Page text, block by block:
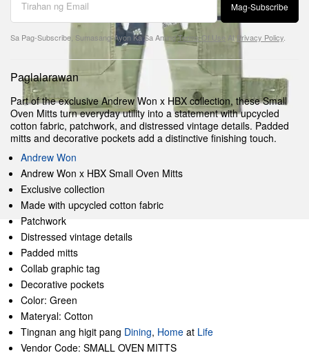
Mag-Subscribe
Sa Pag-Subscribe, Sumasang-Ayon Ka Sa AmingTerms Of Use At Privacy Policy
Paglalarawan
Part of the exclusive Andrew Won x HBX collection, these Small
Oven Mitts turn everyday utility into a statement with upcycled
cotton fabric, patchwork, and distressed vintage details. Padded
mitts and decorative pockets add a distinctive finishing touch.
Andrew Won
Andrew Won x HBX Small Oven Mitts
Exclusive collection
Made with upcycled cotton fabric
Patchwork
Distressed vintage details
Padded mitts
Collab graphic tag
Decorative pockets
Color: Green
Materyal: Cotton
Tingnan ang higit pang Dining, Home at Life
Vendor Code: SMALL OVEN MITTS